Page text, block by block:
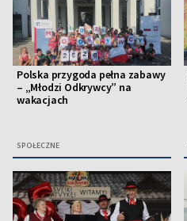
Polska przygoda pełna zabawy
– „Młodzi Odkrywcy” na
wakacjach
SPOŁECZNE